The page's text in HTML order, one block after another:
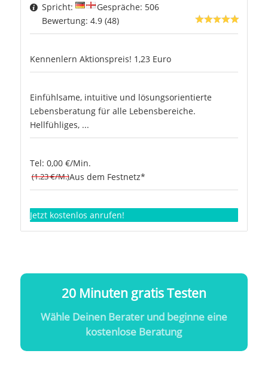
Spricht:
Gespräche: 506
Bewertung: 4.9 (48)
Kennenlern Aktionspreis! 1,23 Euro
Einfühlsame, intuitive und lösungsorientierte
Lebensberatung für alle Lebensbereiche.
Hellfühliges, ...
Tel: 0,00 €/Min.
(1.23 €/M.)Aus dem Festnetz*
Jetzt kostenlos anrufen!
20 Minuten gratis Testen
Wähle Deinen Berater und beginne eine
kostenlose Beratung